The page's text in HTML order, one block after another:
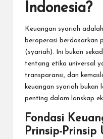
Indonesia?
Keuangan syariah
beroperasi berdasarkan
(syariah). Ini bukan
tentang etika universal
transparansi, dan
keuangan syariah bukan
penting dalam lanskap
Fondasi
Prinsip-Prinsip